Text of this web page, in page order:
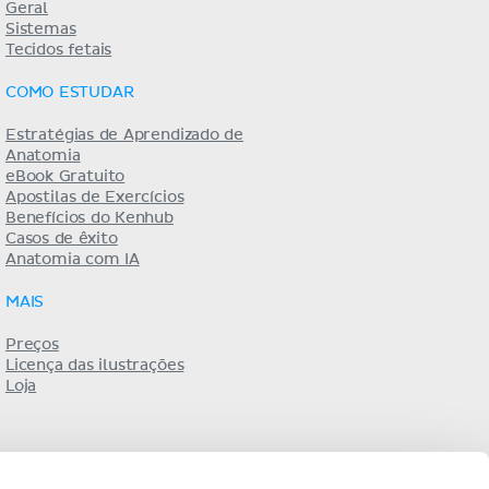
Geral
Sistemas
Tecidos fetais
COMO ESTUDAR
Estratégias de Aprendizado de
Anatomia
eBook Gratuito
Apostilas de Exercícios
Benefícios do Kenhub
Casos de êxito
Anatomia com IA
MAIS
Preços
Licença das ilustrações
Loja